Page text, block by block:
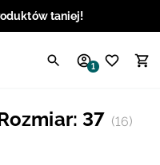
taniej!
1
37 (16)
/ USD